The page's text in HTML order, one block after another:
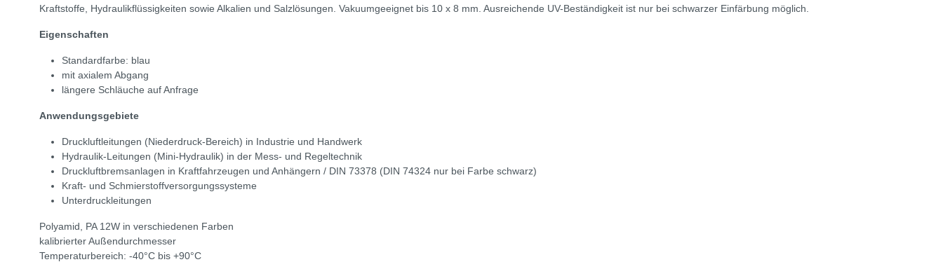
Kraftstoffe, Hydraulikflüssigkeiten sowie Alkalien und Salzlösungen. Vakuumgeeignet bis 10 x 8 mm. Ausreichende UV-Beständigkeit ist nur bei schwarzer Einfärbung möglich.
Eigenschaften
Standardfarbe: blau
mit axialem Abgang
längere Schläuche auf Anfrage
Anwendungsgebiete
Druckluftleitungen (Niederdruck-Bereich) in Industrie und Handwerk
Hydraulik-Leitungen (Mini-Hydraulik) in der Mess- und Regeltechnik
Druckluftbremsanlagen in Kraftfahrzeugen und Anhängern / DIN 73378 (DIN 74324 nur bei Farbe schwarz)
Kraft- und Schmierstoffversorgungssysteme
Unterdruckleitungen
Polyamid, PA 12W in verschiedenen Farben
kalibrierter Außendurchmesser
Temperaturbereich: -40°C bis +90°C